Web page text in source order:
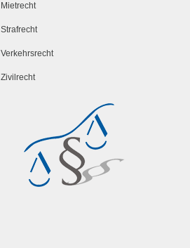
Mietrecht
Strafrecht
Verkehrsrecht
Zivilrecht